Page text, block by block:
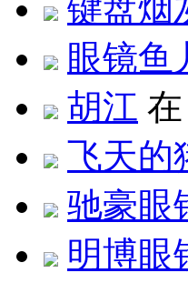
键盘烟
眼镜鱼
胡江
飞天的
驰豪眼
明博眼